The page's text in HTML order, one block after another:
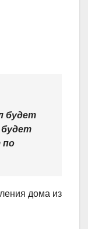
будет
будет
по
дома из